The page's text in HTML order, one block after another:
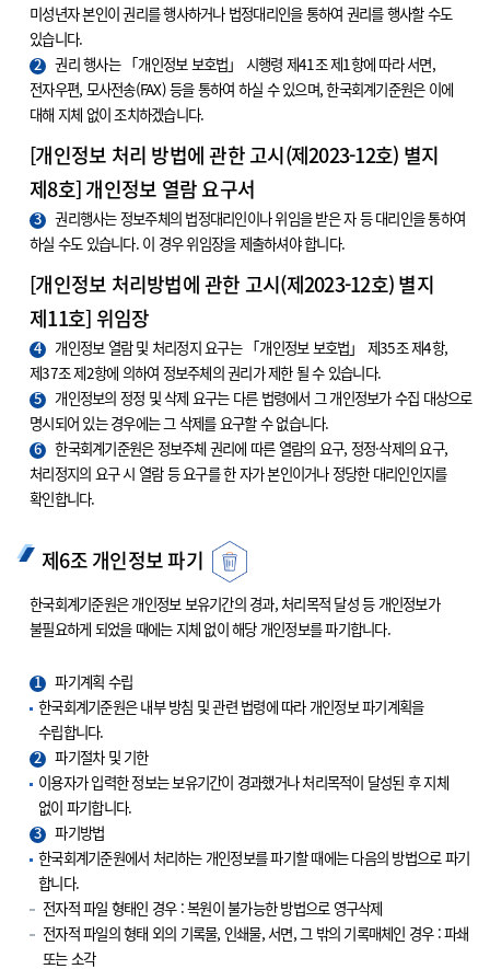
미성년자 본인이 권리를 행사하거나 법정대리인을 통하여 권리를 행사할 수도
있습니다.
2
권리 행사는 「개인정보 보호법」 시행령 제41조 제1항에 따라 서면,
전자우편, 모사전송(FAX) 등을 통하여 하실 수 있으며, 한국회계기준원은 이에
대해 지체 없이 조치하겠습니다.
[개인정보 처리 방법에 관한 고시(제2023-12호) 별지
제8호] 개인정보 열람 요구서
3
권리행사는 정보주체의 법정대리인이나 위임을 받은 자 등 대리인을 통하여
하실 수도 있습니다. 이 경우 위임장을 제출하셔야 합니다.
[개인정보 처리방법에 관한 고시(제2023-12호) 별지
제11호] 위임장
4
개인정보 열람 및 처리정지 요구는 「개인정보 보호법」 제35조 제4항,
제37조 제2항에 의하여 정보주체의 권리가 제한 될 수 있습니다.
5
개인정보의 정정 및 삭제 요구는 다른 법령에서 그 개인정보가 수집 대상으로
명시되어 있는 경우에는 그 삭제를 요구할 수 없습니다.
6
한국회계기준원은 정보주체 권리에 따른 열람의 요구, 정정·삭제의 요구,
처리정지의 요구 시 열람 등 요구를 한 자가 본인이거나 정당한 대리인인지를
확인합니다.
제6조 개인정보 파기
한국회계기준원은 개인정보 보유기간의 경과, 처리목적 달성 등 개인정보가
불필요하게 되었을 때에는 지체 없이 해당 개인정보를 파기합니다.
1
파기계획 수립
한국회계기준원은 내부 방침 및 관련 법령에 따라 개인정보 파기계획을
수립합니다.
2
파기절차 및 기한
이용자가 입력한 정보는 보유기간이 경과했거나 처리목적이 달성된 후 지체
없이 파기합니다.
3
파기방법
한국회계기준원에서 처리하는 개인정보를 파기할 때에는 다음의 방법으로 파기
합니다.
전자적 파일 형태인 경우 : 복원이 불가능한 방법으로 영구삭제
전자적 파일의 형태 외의 기록물, 인쇄물, 서면, 그 밖의 기록매체인 경우 : 파쇄
또는 소각